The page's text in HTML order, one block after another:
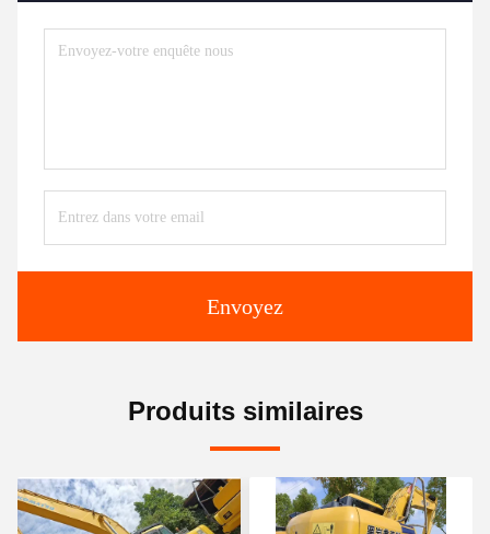
Envoyez
Produits similaires